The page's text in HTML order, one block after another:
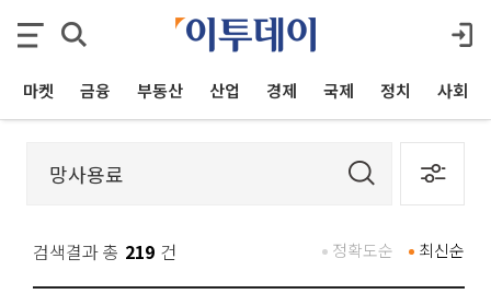
마켓 금융 부동산 산업 경제 국제 정치 사회
검색결과 총 219 건 최신순
정확도순